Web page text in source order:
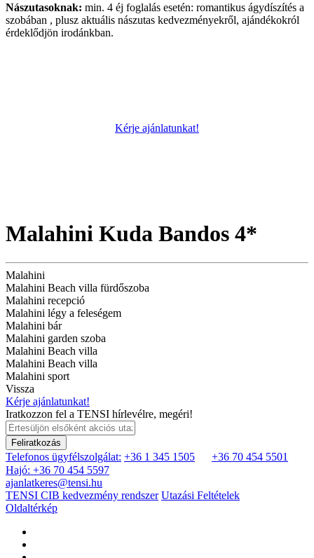
Nászutasoknak: min. 4 éj foglalás esetén: romantikus ágydíszítés a
szobában , plusz aktuális nászutas kedvezményekről, ajándékokról
érdeklődjön irodánkban.
Kérje ajánlatunkat!
Malahini Kuda Bandos 4*
Malahini
Malahini Beach villa fürdőszoba
Malahini recepció
Malahini légy a feleségem
Malahini bár
Malahini garden szoba
Malahini Beach villa
Malahini Beach villa
Malahini sport
Vissza
Kérje ajánlatunkat!
Iratkozzon fel a TENSI hírlevélre, megéri!
Feliratkozás
Telefonos ügyfélszolgálat: +36 1 345 1505
+36 70 454 5501
Hajó: +36 70 454 5597
ajanlatkeres@tensi.hu
TENSI CIB kedvezmény rendszer Utazási Feltételek
Oldaltérkép